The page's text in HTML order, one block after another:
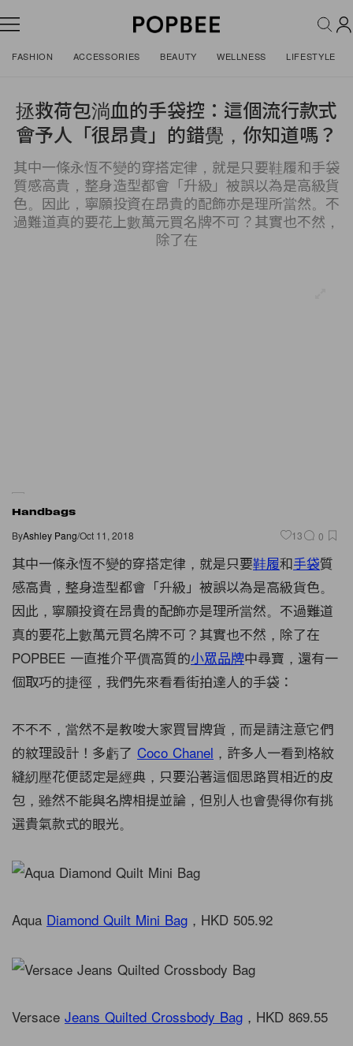
FASHION ACCESSORIES BEAUTY WELLNESS LIFESTYLE
拯救荷包淌血的手袋控：這個流行款式
會予人「很昂貴」的錯覺，你知道嗎？
其中一條永恆不變的穿搭定律，就是只要鞋履和手袋
質感高貴，整身造型都會「升級」被誤以為是高級貨
色。因此，寧願投資在昂貴的配飾亦是理所當然。不
過難道真的要花上數萬元買名牌不可？其實也不然，
除了在
Handbags
ByAshley Pang/Oct 11, 2018 13 0
其中一條永恆不變的穿搭定律，就是只要鞋履和手袋質
感高貴，整身造型都會「升級」被誤以為是高級貨色。
因此，寧願投資在昂貴的配飾亦是理所當然。不過難道
真的要花上數萬元買名牌不可？其實也不然，除了在
POPBEE 一直推介平價高質的小眾品牌中尋寶，還有一
個取巧的捷徑，我們先來看看街拍達人的手袋：
不不不，當然不是教唆大家買冒牌貨，而是請注意它們
的紋理設計！多虧了 Coco Chanel ，許多人一看到格紋
縫紉壓花便認定是經典，只要沿著這個思路買相近的皮
包，雖然不能與名牌相提並論，但別人也會覺得你有挑
選貴氣款式的眼光。
Aqua Diamond Quilt Mini Bag ，HKD 505.92
Versace Jeans Quilted Crossbody Bag ，HKD 869.55